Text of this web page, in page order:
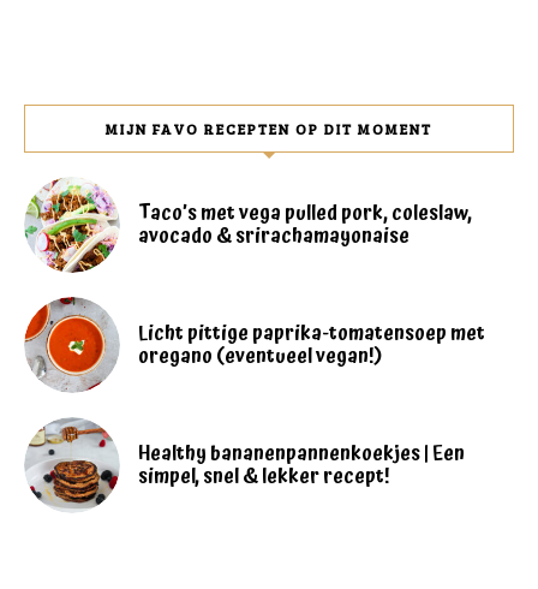
MIJN FAVO RECEPTEN OP DIT MOMENT
Taco’s met vega pulled pork, coleslaw,
avocado & srirachamayonaise
Licht pittige paprika-tomatensoep met
oregano (eventueel vegan!)
Healthy bananenpannenkoekjes | Een
simpel, snel & lekker recept!